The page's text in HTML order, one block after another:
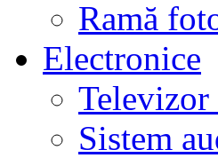
Ramă
Electronice
Sistem